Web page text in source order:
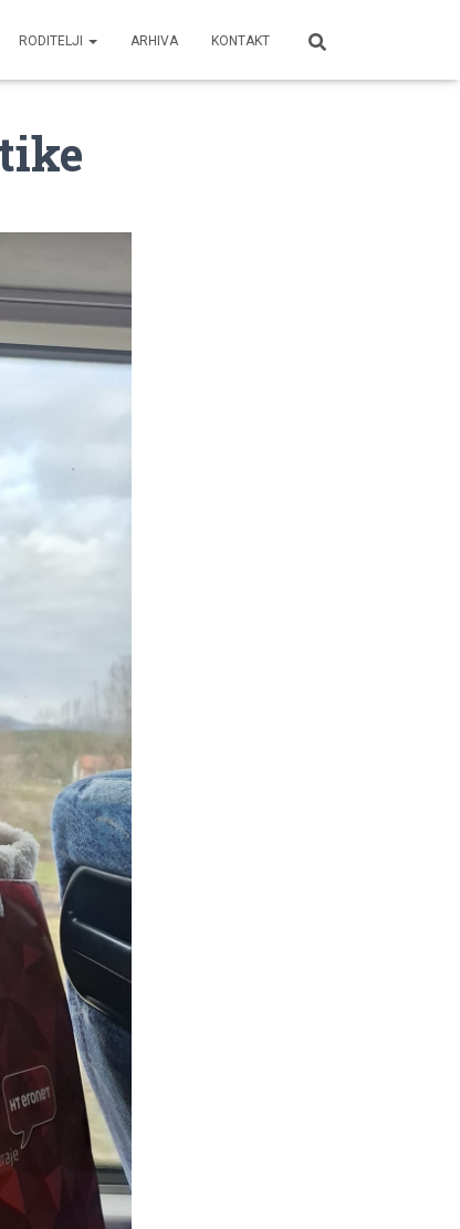
RODITELJI ARHIVA KONTAKT